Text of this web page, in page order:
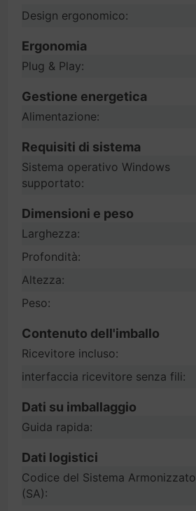
Design ergonomico:
Ergonomia
Plug & Play:
Gestione energetica
Alimentazione:
Requisiti di sistema
Sistema operativo Windows
supportato:
Dimensioni e peso
Larghezza:
Profondità:
Altezza:
Peso:
Contenuto dell'imballo
Ricevitore incluso:
interfaccia ricevitore senza fili:
Dati su imballaggio
Guida rapida:
Dati logistici
Codice del Sistema Armonizzato
(SA):